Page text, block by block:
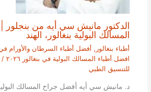
الدكتور مانيش سي أيه من بنجلور
المسالك البولية بنغالور، الهند
أطباء بنغالور , أفضل أطباء السرطان والأورام في
افضل أطباء المسالك البولية في بنغالور ٢٠٢٦
/
للتنسيق الطبي
د. مانيش سي أيه أفضل جراح المسالك